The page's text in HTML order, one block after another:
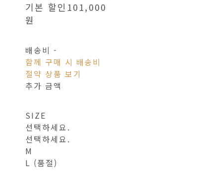
기본 할인 101,000
원
배송비 -
함께 구매 시 배송비
절약 상품 보기
추가 금액
SIZE
선택하세요.
선택하세요.
M
L (품절)